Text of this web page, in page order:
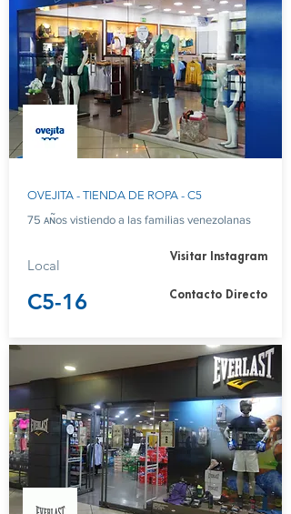
OVEJITA - TIENDA DE ROPA - C5
75 ᴀɴ̃os vistiendo a las familias venezolanas
Local
C5-16
Visitar Instagram
Contacto Directo